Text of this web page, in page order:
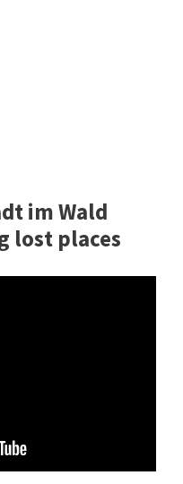
im Wald
lost places